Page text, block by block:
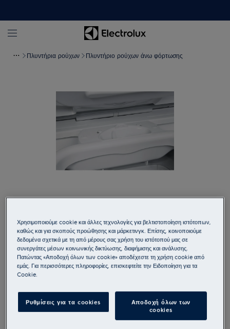
Πλυντήρια ρούχων Πλυντήριο ρούχων άνω φόρτωσης
Πατήστε για μεγέθυνση
EW6TN5261
Πλυντήριο Ρούχων 600 SensiCare 6
kg
Δελτίο πληροφοριών για το προϊόν
Χρησιμοποιούμε cookie και άλλες τεχνολογίες για βελτιστοποίηση ιστότοπων,
καθώς και για σκοπούς προώθησης και μάρκετινγκ. Επίσης, κοινοποιούμε
δεδομένα σχετικά με τη από μέρους σας χρήση του ιστότοπού μας σε
συνεργάτες μέσων κοινωνικής δικτύωσης, διαφήμισης και ανάλυσης.
Πατώντας «Αποδοχή όλων των cookie» αποδέχεστε τη χρήση cookie από
εμάς. Για περισσότερες πληροφορίες, επισκεφτείτε την Ειδοποίηση για τα
Cookie.
Ρυθμίσεις για τα cookies
Αποδοχή όλων των
cookies